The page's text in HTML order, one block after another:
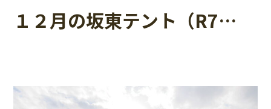
１２月の坂東テント（R7…